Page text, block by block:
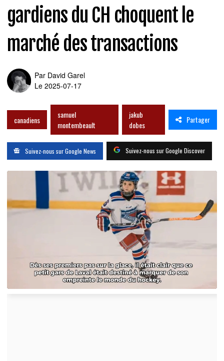
gardiens du CH choquent le
marché des transactions
Par David Garel
Le 2025-07-17
canadiens
samuel
montembeault
jakub
dobes
Partager
Suivez-nous sur Google News Suivez-nous sur Google Discover